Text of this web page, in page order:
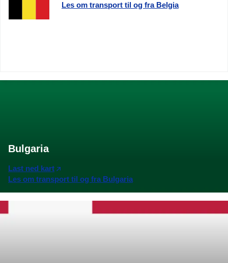
Les om transport til og fra Belgia
Bulgaria
Last ned kart
Les om transport til og fra Bulgaria